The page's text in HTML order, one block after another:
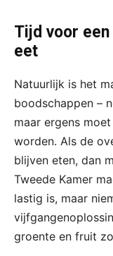
Tijd voor
eet
Natuurlijk is het
boodschappen –
maar ergens
worden. Als de
blijven eten, dan
Tweede Kamer
lastig is, maar
groente en fruit